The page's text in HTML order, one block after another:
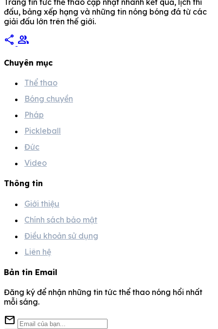
đấu, bảng xếp hạng và những tin nóng bóng đá từ các
giải đấu lớn trên thế giới.
share group
Chuyên mục
Thể thao
Bóng chuyền
Pháp
Pickleball
Đức
Video
Thông tin
Giới thiệu
Chính sách bảo mật
Điều khoản sử dụng
Liên hệ
Bản tin Email
Đăng ký để nhận những tin tức thể thao nóng hổi nhất
mỗi sáng.
mail